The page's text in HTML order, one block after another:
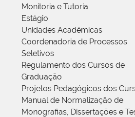
Monitoria e Tutoria
Estágio
Unidades Acadêmicas
Coordenadoria de Processos
Seletivos
Regulamento dos Cursos de
Graduação
Projetos Pedagógicos dos
Manual de Normalização de
Monografias, Dissertações e